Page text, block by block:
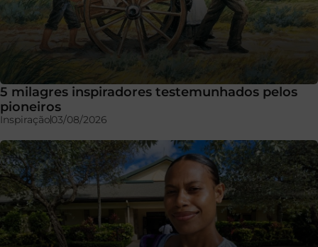
5 milagres inspiradores testemunhados pelos
pioneiros
Inspiração03/08/2026